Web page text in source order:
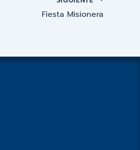
Fiesta Misionera